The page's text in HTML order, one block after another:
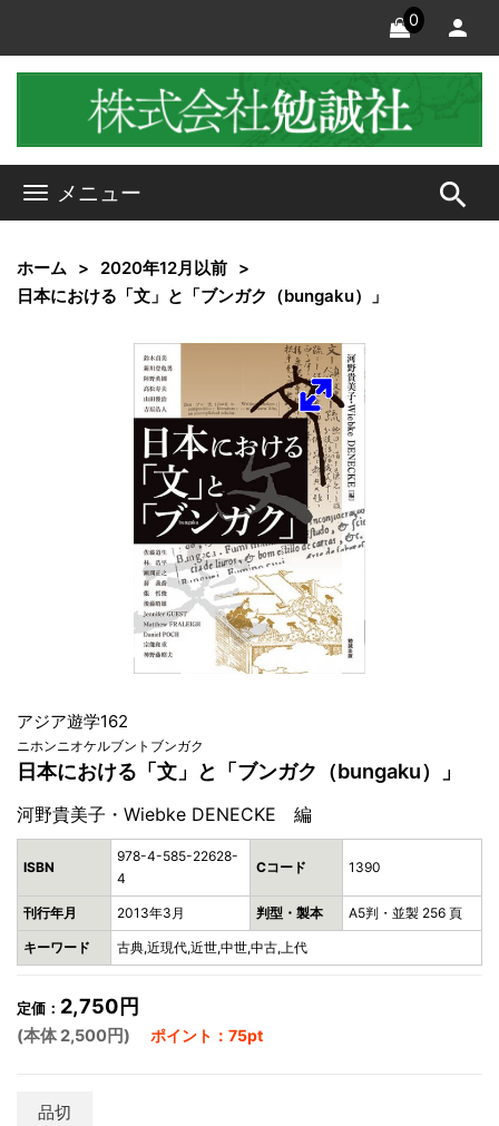
0
メニュー search
ホーム
2020年12月以前
日本における「文」と「ブンガク（bungaku）」
アジア遊学162
ニホンニオケルブントブンガク
日本における「文」と「ブンガク（bungaku）」
河野貴美子・Wiebke DENECKE 編
ISBN
978-4-585-22628-
4
Cコード 1390
刊行年月 2013年3月 判型・製本 A5判・並製 256 頁
キーワード 古典,近現代,近世,中世,中古,上代
定価： 2,750円
(本体 2,500円) ポイント：75pt
品切